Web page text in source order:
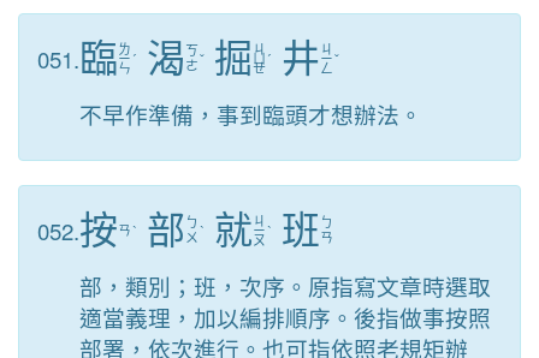
051.臨ㄌ
ㄧ
ㄣ
ˊ 渴 ㄎ
ㄜˇ 掘 ㄐ
ㄩ
ㄝ
ˊ 井 ㄐ
ㄧ
ㄥ
ˇ
不早作準備，事到臨頭才想辦法。
052.按ㄢˋ 部 ㄅ
ㄨ ˋ 就 ㄐ
ㄧ
ㄡ
ˋ 班 ㄅ
ㄢ
部，類別；班，次序。原指寫文章時選取
適當義理，加以編排順序。後指做事按照
部署，依次進行。也可指依照老規矩辦